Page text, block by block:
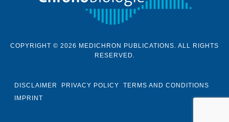
COPYRIGHT © 2026 MEDICHRON PUBLICATIONS. ALL RIGHTS
RESERVED.
DISCLAIMER PRIVACY POLICY
TERMS AND CONDITIONS
IMPRINT